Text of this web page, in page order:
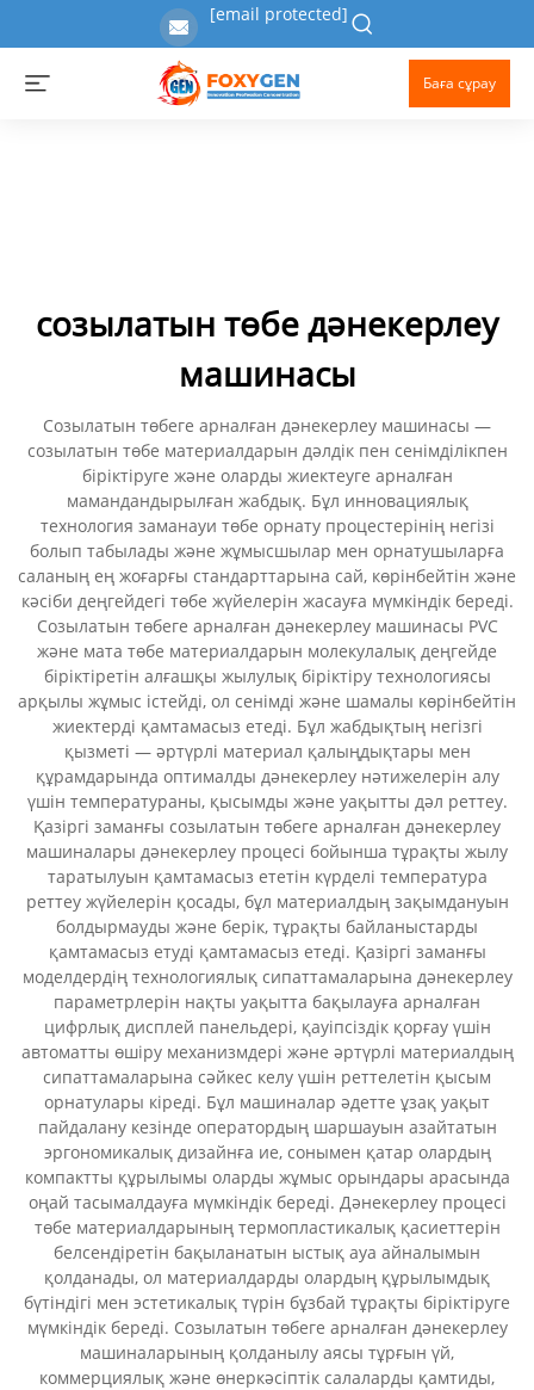
[email protected]
Баға сұрау
созылатын төбе дәнекерлеу
машинасы
Созылатын төбеге арналған дәнекерлеу машинасы —
созылатын төбе материалдарын дәлдік пен сенімділікпен
біріктіруге және оларды жиектеуге арналған
мамандандырылған жабдық. Бұл инновациялық
технология заманауи төбе орнату процестерінің негізі
болып табылады және жұмысшылар мен орнатушыларға
саланың ең жоғарғы стандарттарына сай, көрінбейтін және
кәсіби деңгейдегі төбе жүйелерін жасауға мүмкіндік береді.
Созылатын төбеге арналған дәнекерлеу машинасы PVC
және мата төбе материалдарын молекулалық деңгейде
біріктіретін алғашқы жылулық біріктіру технологиясы
арқылы жұмыс істейді, ол сенімді және шамалы көрінбейтін
жиектерді қамтамасыз етеді. Бұл жабдықтың негізгі
қызметі — әртүрлі материал қалыңдықтары мен
құрамдарында оптималды дәнекерлеу нәтижелерін алу
үшін температураны, қысымды және уақытты дәл реттеу.
Қазіргі заманғы созылатын төбеге арналған дәнекерлеу
машиналары дәнекерлеу процесі бойынша тұрақты жылу
таратылуын қамтамасыз ететін күрделі температура
реттеу жүйелерін қосады, бұл материалдың зақымдануын
болдырмауды және берік, тұрақты байланыстарды
қамтамасыз етуді қамтамасыз етеді. Қазіргі заманғы
моделдердің технологиялық сипаттамаларына дәнекерлеу
параметрлерін нақты уақытта бақылауға арналған
цифрлық дисплей панельдері, қауіпсіздік қорғау үшін
автоматты өшіру механизмдері және әртүрлі материалдың
сипаттамаларына сәйкес келу үшін реттелетін қысым
орнатулары кіреді. Бұл машиналар әдетте ұзақ уақыт
пайдалану кезінде оператордың шаршауын азайтатын
эргономикалық дизайнға ие, сонымен қатар олардың
компактты құрылымы оларды жұмыс орындары арасында
оңай тасымалдауға мүмкіндік береді. Дәнекерлеу процесі
төбе материалдарының термопластикалық қасиеттерін
белсендіретін бақыланатын ыстық ауа айналымын
қолданады, ол материалдарды олардың құрылымдық
бүтіндігі мен эстетикалық түрін бұзбай тұрақты біріктіруге
мүмкіндік береді. Созылатын төбеге арналған дәнекерлеу
машиналарының қолданылу аясы тұрғын үй,
коммерциялық және өнеркәсіптік салаларды қамтиды,